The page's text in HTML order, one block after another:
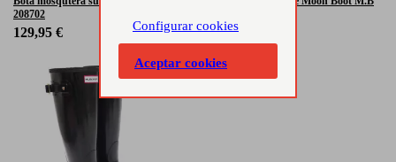
208702
129,95 € 175,00 €
Configurar cookies
Aceptar cookies